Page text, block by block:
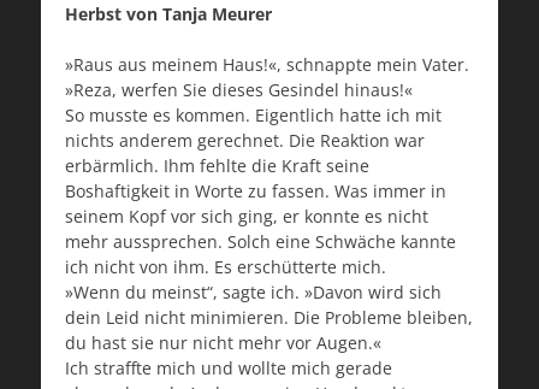
Herbst von Tanja Meurer
»Raus aus meinem Haus!«, schnappte mein Vater.
»Reza, werfen Sie dieses Gesindel hinaus!«
So musste es kommen. Eigentlich hatte ich mit
nichts anderem gerechnet. Die Reaktion war
erbärmlich. Ihm fehlte die Kraft seine
Boshaftigkeit in Worte zu fassen. Was immer in
seinem Kopf vor sich ging, er konnte es nicht
mehr aussprechen. Solch eine Schwäche kannte
ich nicht von ihm. Es erschütterte mich.
»Wenn du meinst“, sagte ich. »Davon wird sich
dein Leid nicht minimieren. Die Probleme bleiben,
du hast sie nur nicht mehr vor Augen.«
Ich straffte mich und wollte mich gerade